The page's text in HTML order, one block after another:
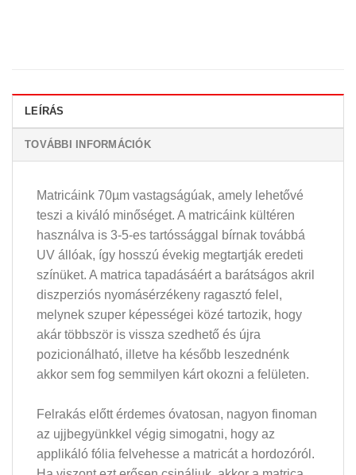
LEÍRÁS
TOVÁBBI INFORMÁCIÓK
Matricáink 70µm vastagságúak, amely lehetővé
teszi a kiváló minőséget. A matricáink kültéren
használva is 3-5-es tartóssággal bírnak továbbá
UV állóak, így hosszú évekig megtartják eredeti
színüket. A matrica tapadásáért a barátságos akril
diszperziós nyomásérzékeny ragasztó felel,
melynek szuper képességei közé tartozik, hogy
akár többször is vissza szedhető és újra
pozicionálható, illetve ha később leszednénk
akkor sem fog semmilyen kárt okozni a felületen.
Felrakás előtt érdemes óvatosan, nagyon finoman
az ujjbegyünkkel végig simogatni, hogy az
applikáló fólia felvehesse a matricát a hordozóról.